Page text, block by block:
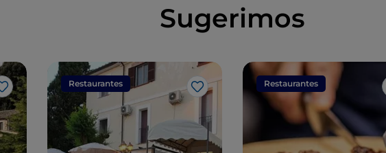
Sugerimos
Me gusta
Restaurantes
Me gusta
Restaurantes